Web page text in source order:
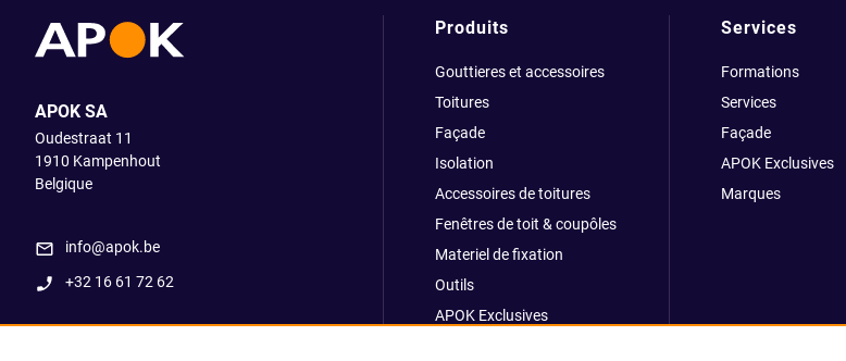
APOK SA
Oudestraat 11
1910 Kampenhout
Belgique
info@apok.be
+32 16 61 72 62
Produits
Gouttieres et accessoires
Toitures
Façade
Isolation
Accessoires de toitures
Fenêtres de toit & coupôles
Materiel de fixation
Outils
APOK Exclusives
Services
Formations
Services
Façade
APOK Exclusives
Marques